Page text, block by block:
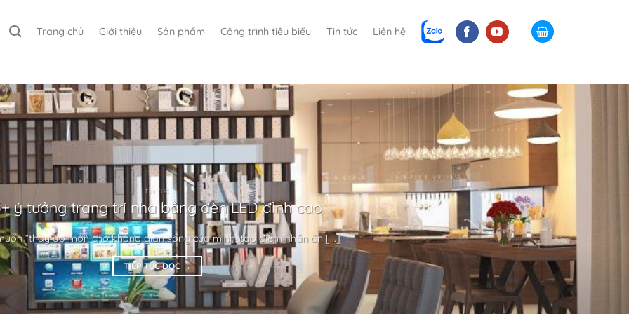
Trang chủ Giới thiệu Sản phẩm Công trình tiêu biểu Tin tức Liên hệ
TIN TỨC
ý tưởng trang trí nhà bằng đèn LED đỉnh cao
“thay áo mới” cho không gian sống của mình, tạo điểm nhấn ấn [...]
TIẾP TỤC ĐỌC →